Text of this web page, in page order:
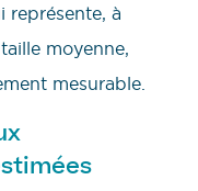
à
moyenne,
mesurable.